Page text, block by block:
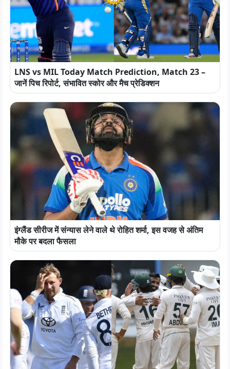
LNS vs MIL Today Match Prediction, Match 23 –
जानें पिच रिपोर्ट, संभावित स्कोर और मैच प्रेडिक्शन
इंग्लैंड सीरीज में संन्यास लेने वाले थे रोहित शर्मा, इस वजह से अंतिम
मौके पर बदला फैसला